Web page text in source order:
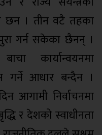
छन । तीन वटै तहका
गर्न सकेका छैनन् ।
कार्यान्वयनमा
गर्ने आधार बन्दैन ।
आगामी निर्वाचनमा
र देशको स्वाधीनता